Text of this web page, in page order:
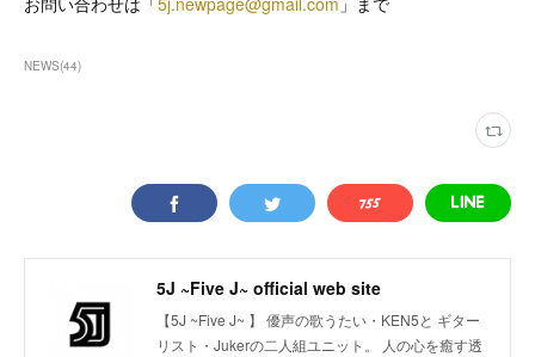
NEWS(44)
5J ~Five J~ official web site
【5J ~Five J~ 】 優声の歌うたい・KEN5と ギター
リスト・Jukerの二人組ユニット。 人の心を癒す透